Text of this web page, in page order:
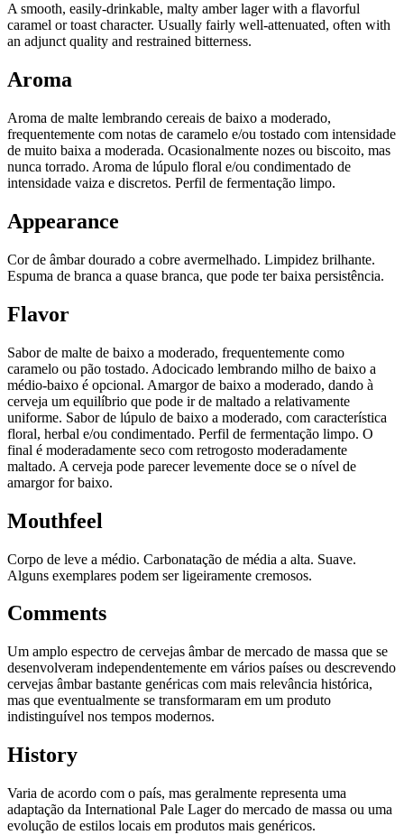
A smooth, easily-drinkable, malty amber lager with a flavorful
caramel or toast character. Usually fairly well-attenuated, often with
an adjunct quality and restrained bitterness.
Aroma
Aroma de malte lembrando cereais de baixo a moderado,
frequentemente com notas de caramelo e/ou tostado com intensidade
de muito baixa a moderada. Ocasionalmente nozes ou biscoito, mas
nunca torrado. Aroma de lúpulo floral e/ou condimentado de
intensidade vaiza e discretos. Perfil de fermentação limpo.
Appearance
Cor de âmbar dourado a cobre avermelhado. Limpidez brilhante.
Espuma de branca a quase branca, que pode ter baixa persistência.
Flavor
Sabor de malte de baixo a moderado, frequentemente como
caramelo ou pão tostado. Adocicado lembrando milho de baixo a
médio-baixo é opcional. Amargor de baixo a moderado, dando à
cerveja um equilíbrio que pode ir de maltado a relativamente
uniforme. Sabor de lúpulo de baixo a moderado, com característica
floral, herbal e/ou condimentado. Perfil de fermentação limpo. O
final é moderadamente seco com retrogosto moderadamente
maltado. A cerveja pode parecer levemente doce se o nível de
amargor for baixo.
Mouthfeel
Corpo de leve a médio. Carbonatação de média a alta. Suave.
Alguns exemplares podem ser ligeiramente cremosos.
Comments
Um amplo espectro de cervejas âmbar de mercado de massa que se
desenvolveram independentemente em vários países ou descrevendo
cervejas âmbar bastante genéricas com mais relevância histórica,
mas que eventualmente se transformaram em um produto
indistinguível nos tempos modernos.
History
Varia de acordo com o país, mas geralmente representa uma
adaptação da International Pale Lager do mercado de massa ou uma
evolução de estilos locais em produtos mais genéricos.